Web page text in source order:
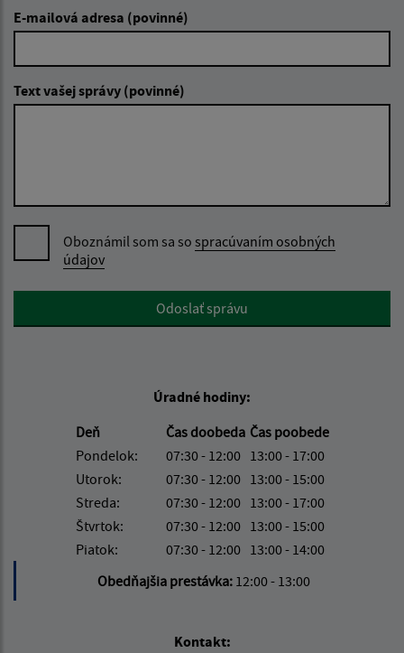
E-mailová adresa (povinné)
Text vašej správy (povinné)
Oboznámil som sa so spracúvaním osobných
údajov
Google reCaptcha ResponseOdoslať správu
Úradné hodiny:
Deň
Čas doobeda Čas poobede
Pondelok:
07:30 - 12:00 13:00 - 17:00
Utorok:
07:30 - 12:00 13:00 - 15:00
Streda:
07:30 - 12:00 13:00 - 17:00
Štvrtok:
07:30 - 12:00 13:00 - 15:00
Piatok:
07:30 - 12:00 13:00 - 14:00
Obedňajšia prestávka: 12:00 - 13:00
Kontakt: